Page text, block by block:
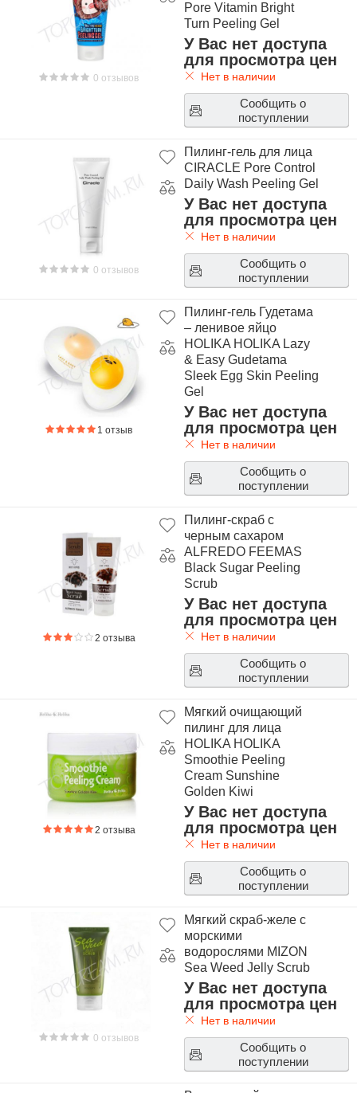
0 отзывов
Pore Vitamin Bright
Turn Peeling Gel
У Вас нет доступа
для просмотра цен
Нет в наличии
Сообщить о
поступлении
0 отзывов
Пилинг-гель для лица
CIRACLE Pore Control
Daily Wash Peeling Gel
У Вас нет доступа
для просмотра цен
Нет в наличии
Сообщить о
поступлении
1 отзыв
Пилинг-гель Гудетама
– ленивое яйцо
HOLIKA HOLIKA Lazy
& Easy Gudetama
Sleek Egg Skin Peeling
Gel
У Вас нет доступа
для просмотра цен
Нет в наличии
Сообщить о
поступлении
2 отзыва
Пилинг-скраб с
черным сахаром
ALFREDO FEEMAS
Black Sugar Peeling
Scrub
У Вас нет доступа
для просмотра цен
Нет в наличии
Сообщить о
поступлении
2 отзыва
Мягкий очищающий
пилинг для лица
HOLIKA HOLIKA
Smoothie Peeling
Cream Sunshine
Golden Kiwi
У Вас нет доступа
для просмотра цен
Нет в наличии
Сообщить о
поступлении
0 отзывов
Мягкий скраб-желе с
морскими
водорослями MIZON
Sea Weed Jelly Scrub
У Вас нет доступа
для просмотра цен
Нет в наличии
Сообщить о
поступлении